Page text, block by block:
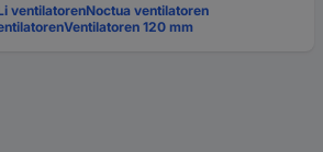
ventilatorenNoctua ventilatoren
Ventilatoren 120 mm